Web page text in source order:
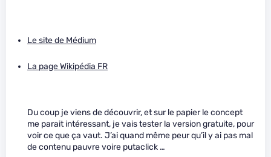
Le site de Médium
La page Wikipédia FR
Du coup je viens de découvrir, et sur le papier le concept
me parait intéressant, je vais tester la version gratuite, pour
voir ce que ça vaut. J’ai quand même peur qu’il y ai pas mal
de contenu pauvre voire putaclick …